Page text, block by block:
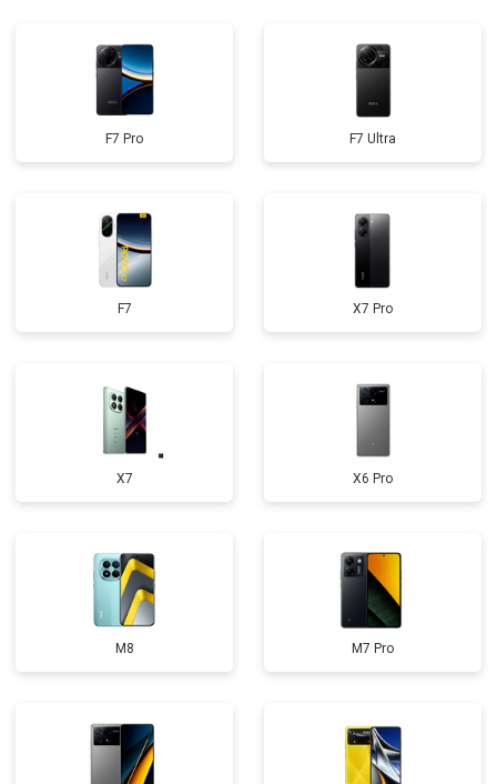
F7 Pro F7 Ultra
F7 X7 Pro
X7 X6 Pro
M8 M7 Pro